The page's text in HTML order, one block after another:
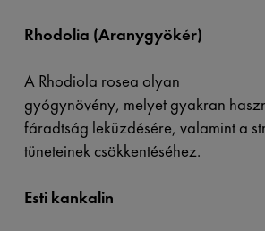
Rhodolia (Aranygyökér)
A Rhodiola rosea olyan
gyógynövény, melyet gyakran
fáradtság leküzdésére, valamint a
tüneteinek csökkentéséhez.
Esti kankalin